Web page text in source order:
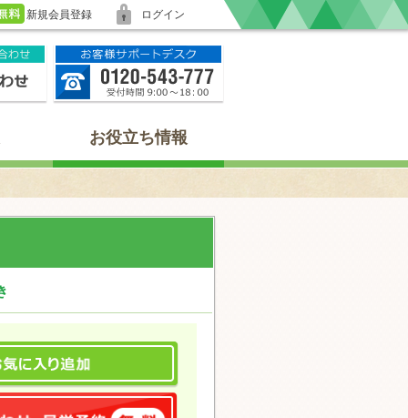
新規会員登録 ログイン
お役立ち情報